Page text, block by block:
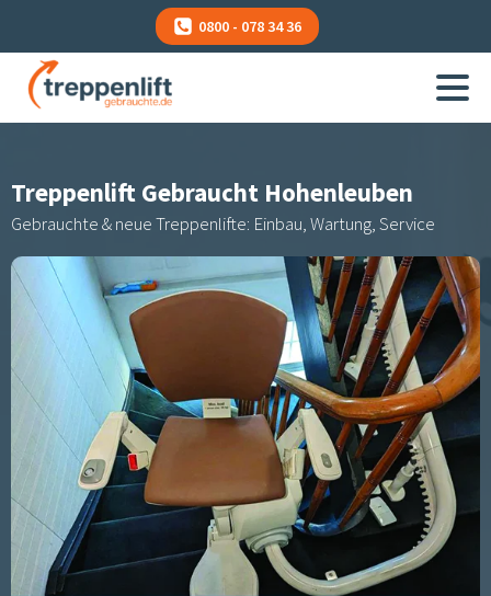
0800 - 078 34 36
Treppenlift Gebraucht Hohenleuben
Gebrauchte & neue Treppenlifte: Einbau, Wartung, Service